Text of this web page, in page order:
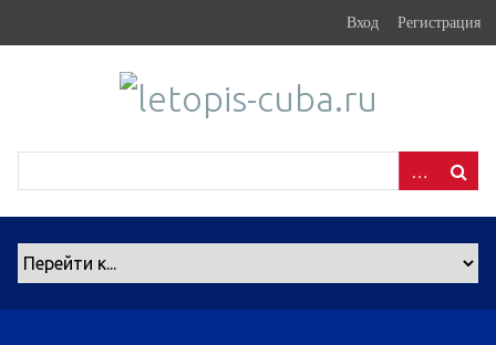
Вход Регистрация